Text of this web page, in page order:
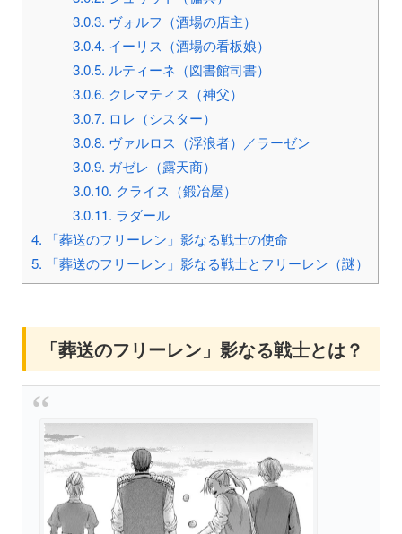
3.0.3. ヴォルフ（酒場の店主）
3.0.4. イーリス（酒場の看板娘）
3.0.5. ルティーネ（図書館司書）
3.0.6. クレマティス（神父）
3.0.7. ロレ（シスター）
3.0.8. ヴァルロス（浮浪者）／ラーゼン
3.0.9. ガゼレ（露天商）
3.0.10. クライス（鍛冶屋）
3.0.11. ラダール
4. 「葬送のフリーレン」影なる戦士の使命
5. 「葬送のフリーレン」影なる戦士とフリーレン（謎）
「葬送のフリーレン」影なる戦士とは？